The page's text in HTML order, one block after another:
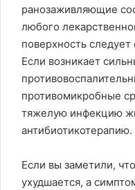
ранозаживляющие
любого
поверхность следует
Если возникает
противомикробные
тяжелую инфекцию
антибиотикотерапию.
Если вы заметили,
ухудшается, а